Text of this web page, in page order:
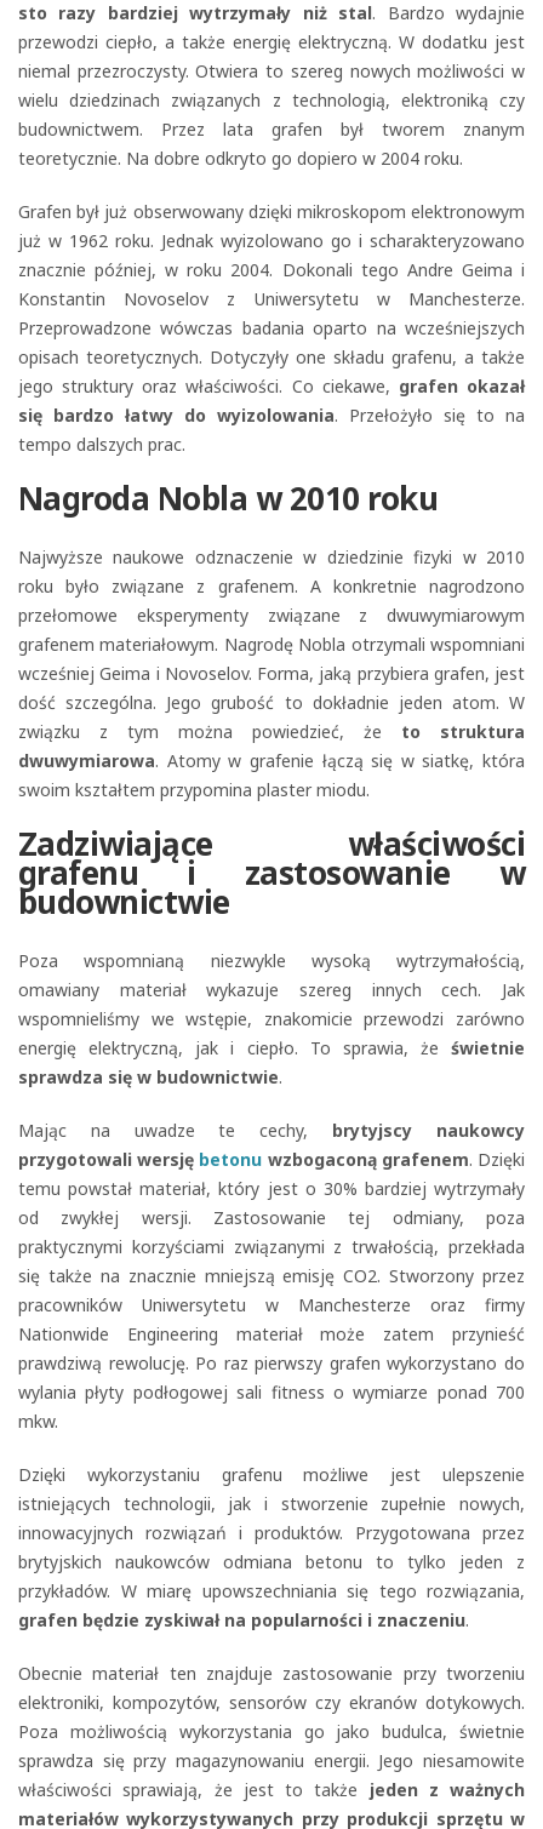
sto razy bardziej wytrzymały niż stal. Bardzo wydajnie
przewodzi ciepło, a także energię elektryczną. W dodatku jest
niemal przezroczysty. Otwiera to szereg nowych możliwości w
wielu dziedzinach związanych z technologią, elektroniką czy
budownictwem. Przez lata grafen był tworem znanym
teoretycznie. Na dobre odkryto go dopiero w 2004 roku.
Grafen był już obserwowany dzięki mikroskopom elektronowym
już w 1962 roku. Jednak wyizolowano go i scharakteryzowano
znacznie później, w roku 2004. Dokonali tego Andre Geima i
Konstantin Novoselov z Uniwersytetu w Manchesterze.
Przeprowadzone wówczas badania oparto na wcześniejszych
opisach teoretycznych. Dotyczyły one składu grafenu, a także
jego struktury oraz właściwości. Co ciekawe, grafen okazał
się bardzo łatwy do wyizolowania. Przełożyło się to na
tempo dalszych prac.
Nagroda Nobla w 2010 roku
Najwyższe naukowe odznaczenie w dziedzinie fizyki w 2010
roku było związane z grafenem. A konkretnie nagrodzono
przełomowe eksperymenty związane z dwuwymiarowym
grafenem materiałowym. Nagrodę Nobla otrzymali wspomniani
wcześniej Geima i Novoselov. Forma, jaką przybiera grafen, jest
dość szczególna. Jego grubość to dokładnie jeden atom. W
związku z tym można powiedzieć, że to struktura
dwuwymiarowa. Atomy w grafenie łączą się w siatkę, która
swoim kształtem przypomina plaster miodu.
Zadziwiające właściwości
grafenu i zastosowanie w
budownictwie
Poza wspomnianą niezwykle wysoką wytrzymałością,
omawiany materiał wykazuje szereg innych cech. Jak
wspomnieliśmy we wstępie, znakomicie przewodzi zarówno
energię elektryczną, jak i ciepło. To sprawia, że świetnie
sprawdza się w budownictwie.
Mając na uwadze te cechy, brytyjscy naukowcy
przygotowali wersję betonu wzbogaconą grafenem. Dzięki
temu powstał materiał, który jest o 30% bardziej wytrzymały
od zwykłej wersji. Zastosowanie tej odmiany, poza
praktycznymi korzyściami związanymi z trwałością, przekłada
się także na znacznie mniejszą emisję CO2. Stworzony przez
pracowników Uniwersytetu w Manchesterze oraz firmy
Nationwide Engineering materiał może zatem przynieść
prawdziwą rewolucję. Po raz pierwszy grafen wykorzystano do
wylania płyty podłogowej sali fitness o wymiarze ponad 700
mkw.
Dzięki wykorzystaniu grafenu możliwe jest ulepszenie
istniejących technologii, jak i stworzenie zupełnie nowych,
innowacyjnych rozwiązań i produktów. Przygotowana przez
brytyjskich naukowców odmiana betonu to tylko jeden z
przykładów. W miarę upowszechniania się tego rozwiązania,
grafen będzie zyskiwał na popularności i znaczeniu.
Obecnie materiał ten znajduje zastosowanie przy tworzeniu
elektroniki, kompozytów, sensorów czy ekranów dotykowych.
Poza możliwością wykorzystania go jako budulca, świetnie
sprawdza się przy magazynowaniu energii. Jego niesamowite
właściwości sprawiają, że jest to także jeden z ważnych
materiałów wykorzystywanych przy produkcji sprzętu w